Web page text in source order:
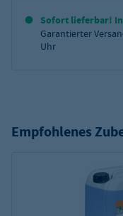
Sofort lieferbar! In
Garantierter
Uhr
Empfohlenes